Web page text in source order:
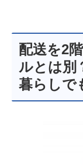
配送を2
ルとは別
暮らしで